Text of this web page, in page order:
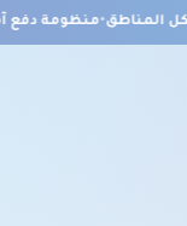
•منظومة دفع